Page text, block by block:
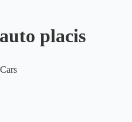
placis